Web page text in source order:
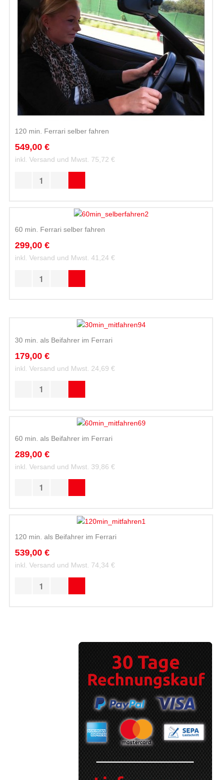
120 min. Ferrari selber fahren
549,00 €
inkl. Versand und Mwst. 75,72 €
60 min. Ferrari selber fahren
299,00 €
inkl. Versand und Mwst. 41,24 €
30 min. als Beifahrer im Ferrari
179,00 €
inkl. Versand und Mwst. 24,69 €
60 min. als Beifahrer im Ferrari
289,00 €
inkl. Versand und Mwst. 39,86 €
120 min. als Beifahrer im Ferrari
539,00 €
inkl. Versand und Mwst. 74,34 €